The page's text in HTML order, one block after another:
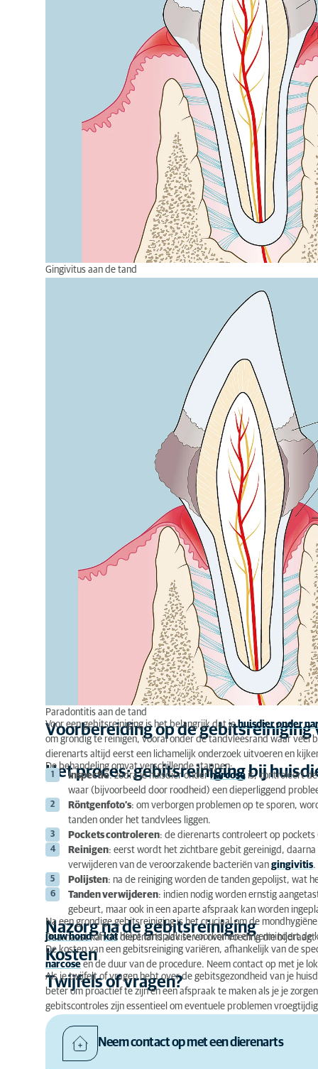
Gingivitus aan de tand
Paradontitis aan de tand
Voorbereiding op de gebitsreiniging
Voor een gebitsreiniging is het belangrijk dat je huisdier onder
om grondig te reinigen, vooral onder de tandvleesrand waar veel
dierenarts altijd eerst een lichamelijk onderzoek uitvoeren en
Het proces: gebitsreiniging bij
De behandeling omvat verschillende stappen:
Inspectie: zodra je huisdier ondernarcose is, controleert
waar (bijvoorbeeld door roodheid) een dieperliggend
Röntgenfoto’s: om verborgen problemen op te sporen,
tanden onder het tandvlees liggen.
Pockets controleren: de dierenarts controleert op
Reinigen: eerst wordt het zichtbare gebit gereinigd,
verwijderen van de veroorzakende bacteriën van gingivitis.
Polijsten: na de reiniging worden de tanden gepolijst, wat
Tanden verwijderen: indien nodig worden ernstig
gebeurt, maar ook in een aparte afspraak kan worden
Nazorg na de gebitsreiniging
Na een grondige gebitsreiniging is het cruciaal om de
jouw hondofkat helpt tandplak te voorkomen en vermindert de
Daarnaast kan de dierenarts adviseren over voeding die
Kosten
De kosten van een gebitsreiniging variëren, afhankelijk van de
narcose en de duur van de procedure. Neem contact op met je
Twijfels of vragen?
Als je twijfelt of vragen hebt over de gebitsgezondheid van je
beter om proactief te zijn en een afspraak te maken als je je
gebitscontroles zijn essentieel om eventuele problemen
Neem contact op met een dierenarts